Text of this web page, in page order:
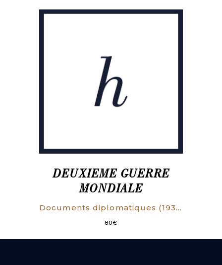
DEUXIEME GUERRE
MONDIALE
Documents diplomatiques (1938-1939). Pièces relatives aux événements et aux négociations qui ont précédé l’ouverture des hostilités entre l’Allemagne d’une part, la Pologne, la Grande-Bretagne et la France d’autre part.
80€